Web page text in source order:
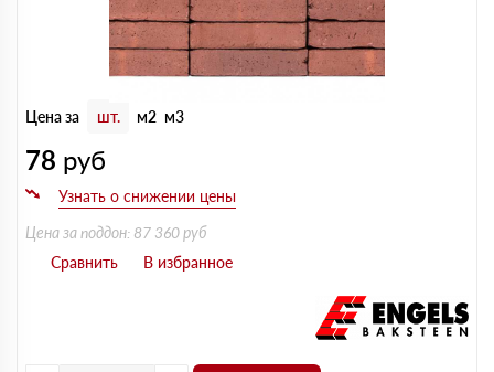
Цена за шт. м2 м3
78 руб
Цена за поддон: 87 360 руб